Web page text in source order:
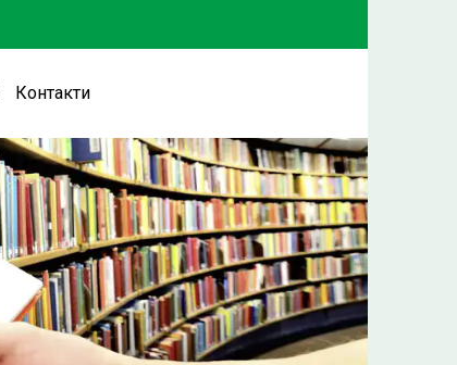
Контакти